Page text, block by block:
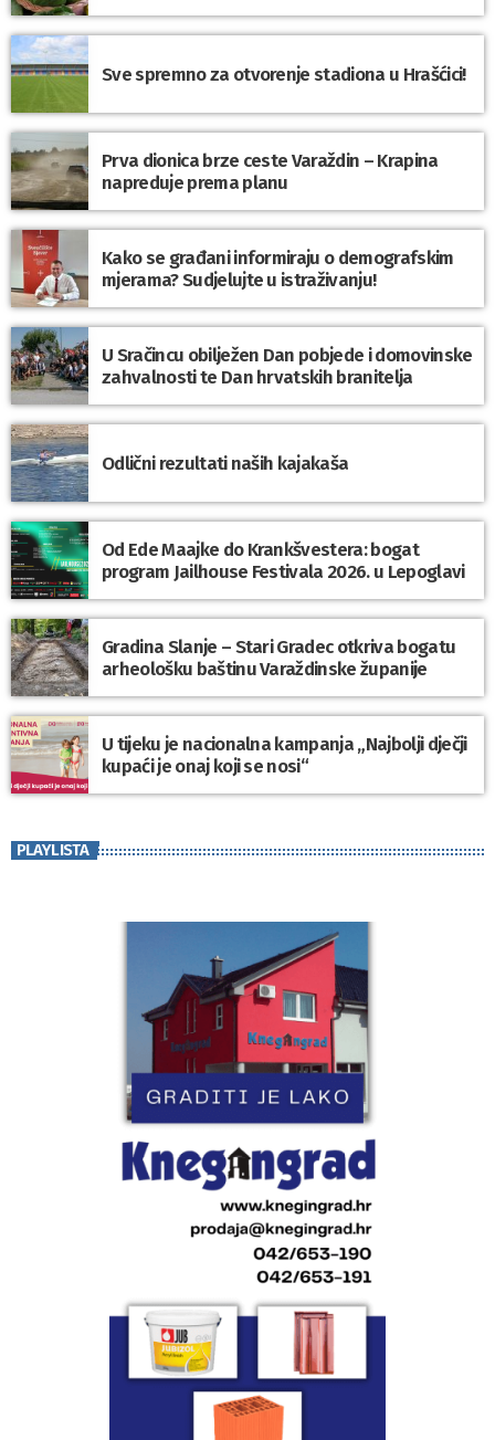
Sve spremno za otvorenje stadiona u Hrašćici!
Prva dionica brze ceste Varaždin – Krapina
napreduje prema planu
Kako se građani informiraju o demografskim
mjerama? Sudjelujte u istraživanju!
U Sračincu obilježen Dan pobjede i domovinske
zahvalnosti te Dan hrvatskih branitelja
Odlični rezultati naših kajakaša
Od Ede Maajke do Krankšvestera: bogat
program Jailhouse Festivala 2026. u Lepoglavi
Gradina Slanje – Stari Gradec otkriva bogatu
arheološku baštinu Varaždinske županije
U tijeku je nacionalna kampanja „Najbolji dječji
kupaći je onaj koji se nosi“
PLAYLISTA